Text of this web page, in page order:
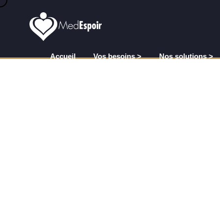
Accueil Vos besoins > Nos solutions >